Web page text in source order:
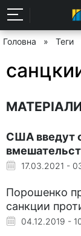
Головна » Теги
США введут
17.03.2021 -
Порошенко
санкции
04.12.2019 -